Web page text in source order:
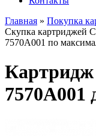
Главная » Покупка
Скупка картриджей
7570A001 по
Картридж
7570A001